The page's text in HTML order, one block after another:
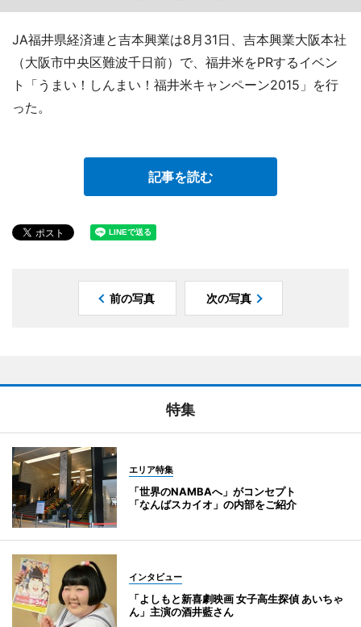
JA福井県経済連と吉本興業は8月31日、吉本興業大阪本社
（大阪市中央区難波千日前）で、福井米をPRするイベン
ト「うまい！しんまい！福井米キャンペーン2015」を行
った。
記事を読む
前の写真 次の写真
特集
エリア特集
「世界のNAMBAへ」がコンセプト
「なんばスカイオ」の内部をご紹介
インタビュー
「よしもと新喜劇映画 女子高生探偵 あいちゃ
ん」主演の酒井藍さん